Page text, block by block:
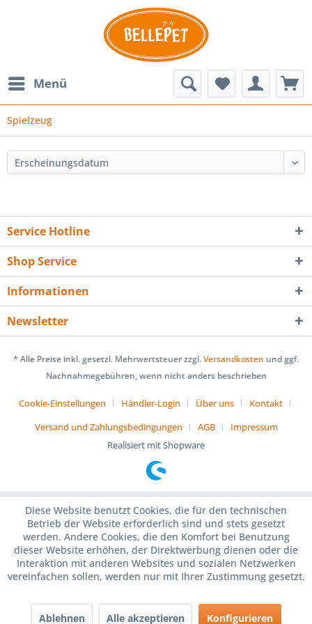
Menü
Spielzeug
Service Hotline
Shop Service
Informationen
Newsletter
* Alle Preise inkl. gesetzl. Mehrwertsteuer zzgl.Versandkosten und ggf.
Nachnahmegebühren, wenn nicht anders beschrieben
Cookie-Einstellungen Händler-Login Über uns
Kontakt
Versand und Zahlungsbedingungen
AGB
Impressum
Realisiert mit Shopware
Diese Website benutzt Cookies, die für den technischen
Betrieb der Website erforderlich sind und stets gesetzt
werden. Andere Cookies, die den Komfort bei Benutzung
dieser Website erhöhen, der Direktwerbung dienen oder die
Interaktion mit anderen Websites und sozialen Netzwerken
vereinfachen sollen, werden nur mit Ihrer Zustimmung gesetzt.
Ablehnen Alle akzeptieren Konfigurieren